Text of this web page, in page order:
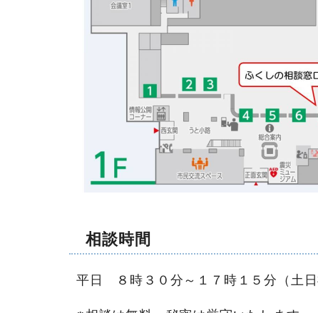
相談時間
平日 ８時３０分～１７時１５分（土日